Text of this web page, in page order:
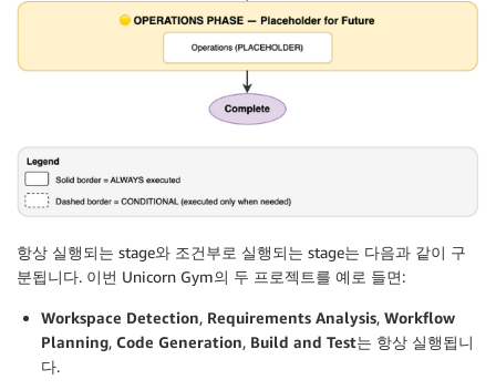
항상 실행되는 stage와 조건부로 실행되는 stage는 다음과 같이 구
분됩니다. 이번 Unicorn Gym의 두 프로젝트를 예로 들면:
Workspace Detection, Requirements Analysis, Workflow
Planning, Code Generation, Build and Test는 항상 실행됩니
다.